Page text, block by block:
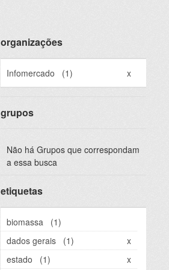
organizações
Infomercado (1) x
grupos
Não há Grupos que correspondam
a essa busca
etiquetas
biomassa
(1)
dados gerais
(1)
x
estado
(1) x